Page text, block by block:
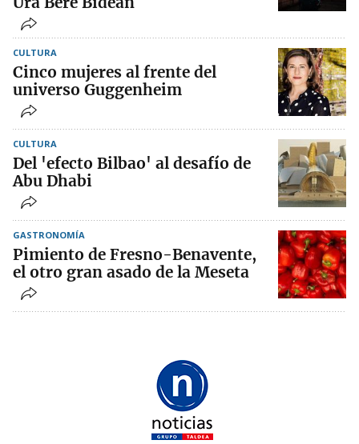
CULTURA
Cinco mujeres al frente del
universo Guggenheim
CULTURA
Del 'efecto Bilbao' al desafío de
Abu Dhabi
GASTRONOMÍA
Pimiento de Fresno-Benavente,
el otro gran asado de la Meseta